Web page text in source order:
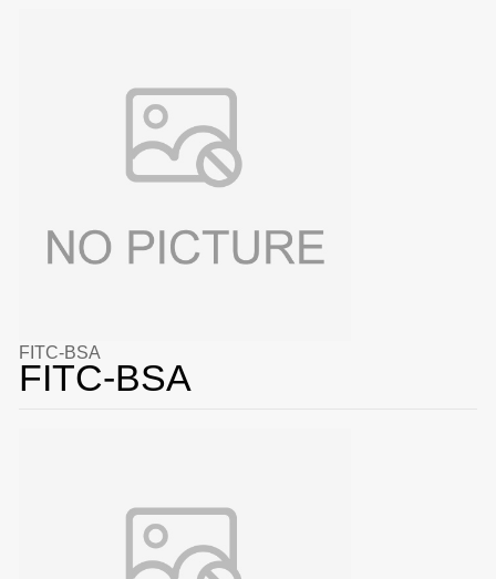
FITC-BSA
FITC-BSA